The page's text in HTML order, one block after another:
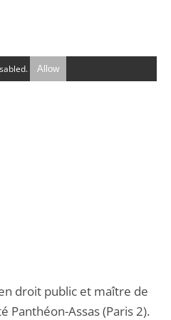
Allow
droit public et maître de
Panthéon-Assas (Paris 2).